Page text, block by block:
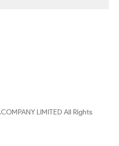
LIMITED All Rights